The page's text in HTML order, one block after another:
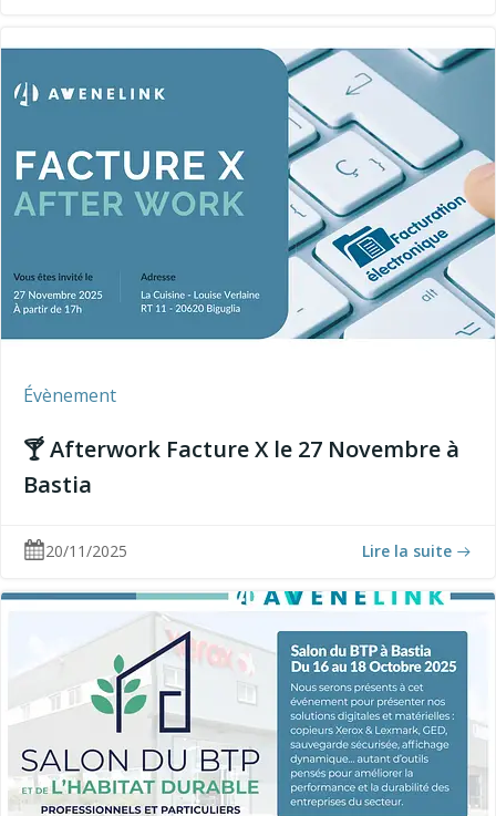
Évènement
🍸 Afterwork Facture X le 27 Novembre à
Bastia
20/11/2025 Lire la suite